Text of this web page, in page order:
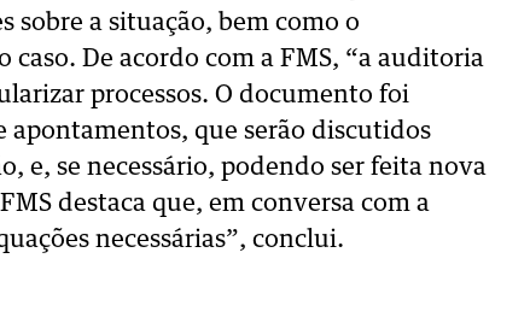
sobre a situação, bem como o
caso. De acordo com a FMS, “a auditoria
processos. O documento foi
que serão discutidos
e, se necessário, podendo ser feita nova
destaca que, em conversa com a
necessárias”, conclui.